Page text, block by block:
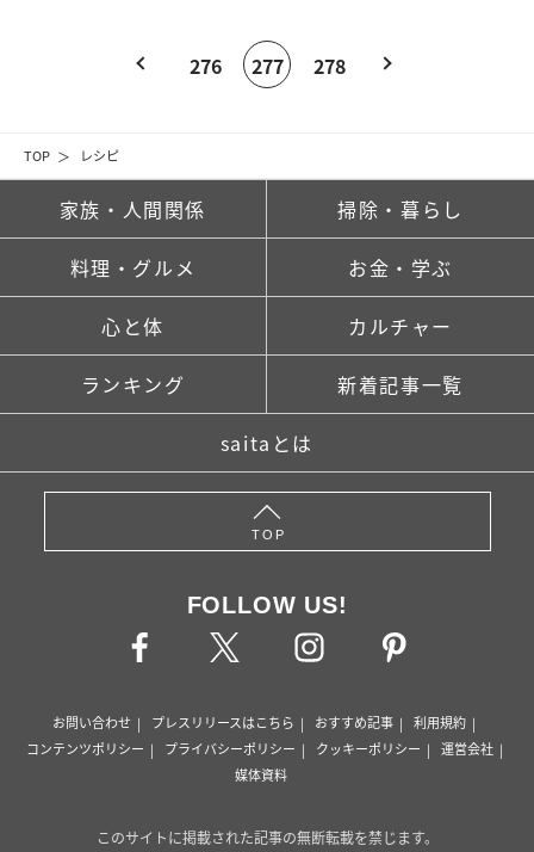
TOP レシピ
276 277 278
家族・人間関係 掃除・暮らし
料理・グルメ お金・学ぶ
心と体 カルチャー
ランキング 新着記事一覧
saitaとは
TOP
FOLLOW US!
お問い合わせ プレスリリースはこちら おすすめ記事
利用規約
コンテンツポリシー
プライバシーポリシー クッキーポリシー
運営会社
媒体資料
このサイトに掲載された記事の無断転載を禁じます。